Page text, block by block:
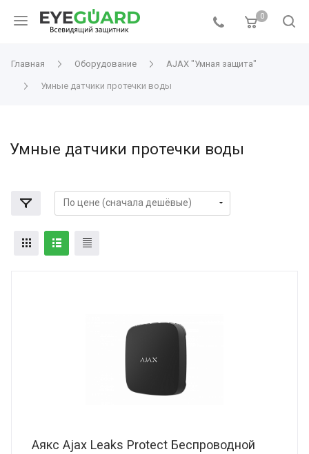
0
Главная Оборудование AJAX "Умная защита"
Умные датчики протечки воды
Умные датчики протечки воды
Аякс Ajax Leaks Protect Беспроводной